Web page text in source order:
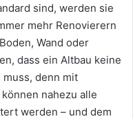
sind, werden sie
mehr Renovierern
Wand oder
dass ein Altbau keine
denn mit
nahezu alle
werden – und dem